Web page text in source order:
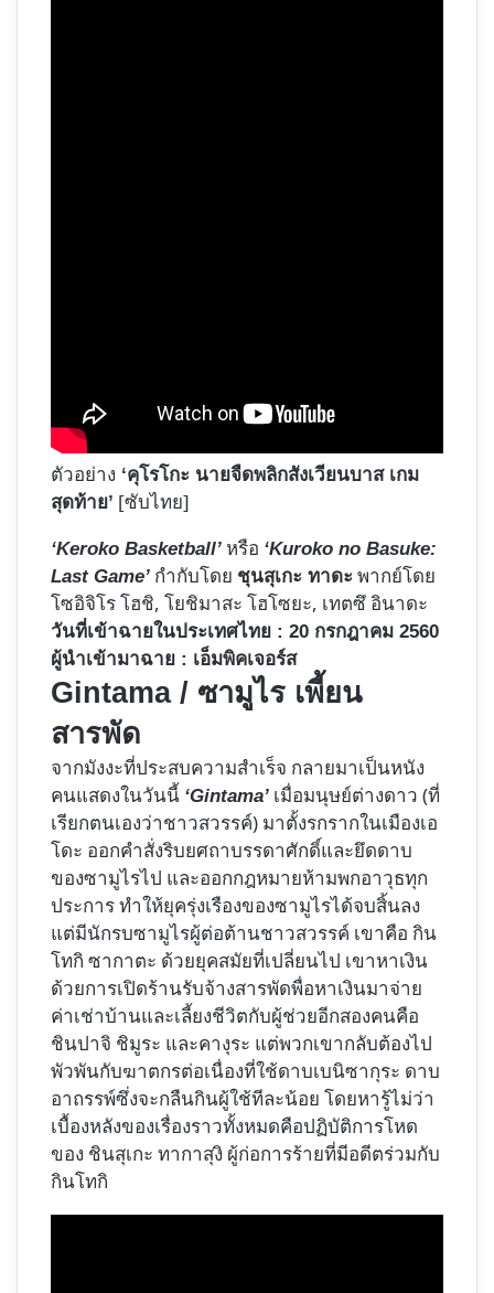
ตัวอย่าง ‘คุโรโกะ นายจืดพลิกสังเวียนบาส เกม
สุดท้าย’ [ซับไทย]
‘Keroko Basketball’ หรือ ‘Kuroko no Basuke:
Last Game’ กำกับโดย ชุนสุเกะ ทาดะ พากย์โดย
โซอิจิโร โฮชิ, โยชิมาสะ โฮโซยะ, เทตซึ อินาดะ
วันที่เข้าฉายในประเทศไทย : 20 กรกฎาคม 2560
ผู้นำเข้ามาฉาย : เอ็มพิคเจอร์ส
Gintama / ซามูไร เพี้ยน
สารพัด
จากมังงะที่ประสบความสำเร็จ กลายมาเป็นหนัง
คนแสดงในวันนี้ ‘Gintama’ เมื่อมนุษย์ต่างดาว (ที่
เรียกตนเองว่าชาวสวรรค์) มาตั้งรกรากในเมืองเอ
โดะ ออกคำสั่งริบยศถาบรรดาศักดิ์และยึดดาบ
ของซามูไรไป และออกกฎหมายห้ามพกอาวุธทุก
ประการ ทำให้ยุครุ่งเรืองของซามูไรได้จบสิ้นลง
แต่มีนักรบซามูไรผู้ต่อต้านชาวสวรรค์ เขาคือ กิน
โทกิ ซากาตะ ด้วยยุคสมัยที่เปลี่ยนไป เขาหาเงิน
ด้วยการเปิดร้านรับจ้างสารพัดพื่อหาเงินมาจ่าย
ค่าเช่าบ้านและเลี้ยงชีวิตกับผู้ช่วยอีกสองคนคือ
ชินปาจิ ชิมูระ และคางุระ แต่พวกเขากลับต้องไป
พัวพันกับฆาตกรต่อเนื่องที่ใช้ดาบเบนิซากุระ ดาบ
อาถรรพ์ซึ่งจะกลืนกินผู้ใช้ทีละน้อย โดยหารู้ไม่ว่า
เบื้องหลังของเรื่องราวทั้งหมดคือปฏิบัติการโหด
ของ ชินสุเกะ ทากาสุงิ ผู้ก่อการร้ายที่มีอดีตร่วมกับ
กินโทกิ